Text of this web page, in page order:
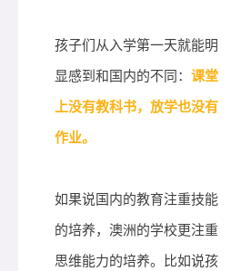
孩子们从入学第一天就能明
显感到和国内的不同： 课堂
上没有教科书，放学也没有
作业。
如果说国内的教育注重技能
的培养，澳洲的学校更注重
思维能力的培养。比如说孩